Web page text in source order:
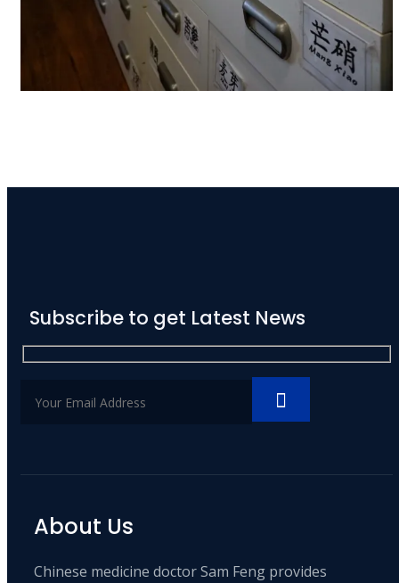
Subscribe to get Latest News
About Us
Chinese medicine doctor Sam Feng provides